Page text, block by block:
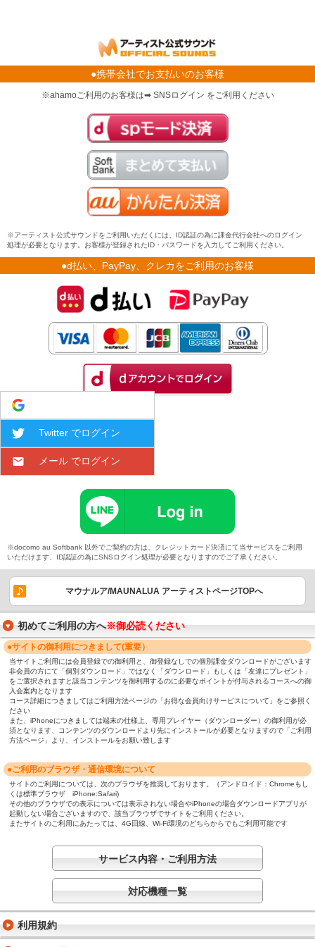
●携帯会社でお支払いのお客様
※ahamoご利用のお客様は➡ SNSログイン をご利用ください
※アーティスト公式サウンドをご利用いただくには、ID認証の為に課金代行会社へのログイン
処理が必要となります。お客様が登録されたID・パスワードを入力してご利用ください。
●d払い、PayPay、クレカをご利用のお客様
Twitter でログイン
メール でログイン
※docomo au Softbank 以外でご契約の方は、クレジットカード決済にて当サービスをご利用
いただけます、ID認証の為にSNSログイン処理が必要となりますのでご了承ください。
マウナルア/MAUNALUA アーティストページTOPへ
初めてご利用の方へ※御必読ください
●サイトの御利用につきまして(重要）
当サイトご利用には会員登録での御利用と、御登録なしでの個別課金ダウンロードがございます
非会員の方にて「個別ダウンロード」ではなく「ダウンロード」もしくは「友達にプレゼント」
をご選択されますと該当コンテンツを御利用するのに必要なポイントが付与されるコースへの御
入会案内となります
コース詳細につきましてはご利用方法ページの「お得な会員向けサービスについて」をご参照く
ださい
また、iPhoneにつきましては端末の仕様上、専用プレイヤー（ダウンローダー）の御利用が必
須となります、コンテンツのダウンロードより先にインストールが必要となりますので「ご利用
方法ページ」より、インストールをお願い致します
●ご利用のブラウザ・通信環境について
サイトのご利用については、次のブラウザを推奨しております。（アンドロイド：Chromeもし
くは標準ブラウザ iPhone:Safari)
その他のブラウザでの表示については表示されない場合やiPhoneの場合ダウンロードアプリが
起動しない場合ございますので、該当ブラウザでサイトをご利用ください。
またサイトのご利用にあたっては、4G回線、Wi-Fi環境のどちらからでもご利用可能です
サービス内容・ご利用方法
対応機種一覧
利用規約